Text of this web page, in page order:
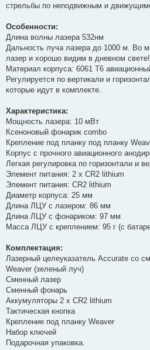
н
стрельбы по неподвижным и
Особенности:
Длина волны лазера 532нм
Дальность луча лазера до 1000 м. Во
лазер и хорошо видим в дневном свете!
Материал корпуса: 6061 T6
Регулируется по вертикали и
которые идут в комплекте.
Характеристика:
Мощность лазера: 10 мВт
Ксеноновый фонарик combo
Крепление под планку под планку
Корпус с прочного авиационного
Легкая регулировка по горизонтали и
Элемент питания: 2 х CR2 lithium
Элемент питания: CR2 lithium
Диаметр корпуса: 25 мм
Длина ЛЦУ с лазером: 86 мм
Длина ЛЦУ с фонариком: 97 мм
Масса ЛЦУ с креплением: 95 г (с
Комплектация:
Лазерный целеуказатель Accurate со
Weaver (зеленый луч)
Сменный лазер
Сменный фонарь
Аккумуляторы 2 х CR2 lithium
Тактическая кнопка
Крепление под планку Weaver
Набор ключей
Подарочная упаковка.